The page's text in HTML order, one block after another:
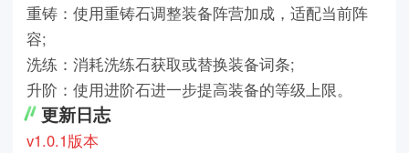
重铸：使用重铸石调整装备阵营加成，适配当前阵
容;
洗练：消耗洗练石获取或替换装备词条;
升阶：使用进阶石进一步提高装备的等级上限。
更新日志
v1.0.1版本